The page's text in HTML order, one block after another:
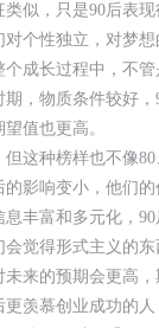
似，只是90后表
对个性独立，对梦
个成长过程中，不
，物质条件较好，
值也更高。
这种榜样也不像
影响变小，他们
丰富和多元化，
觉得形式主义的
来的预期会更高
羡慕创业成功的